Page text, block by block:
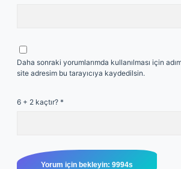
Daha sonraki yorumlarımda kullanılması için
site adresim bu tarayıcıya kaydedilsin.
6 + 2 kaçtır? *